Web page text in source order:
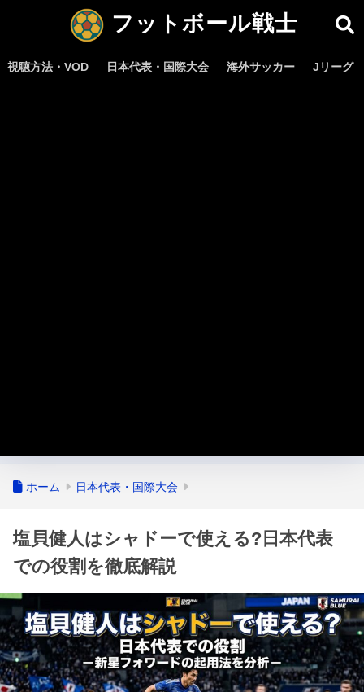
フットボール戦士
視聴方法・VOD 日本代表・国際大会 海外サッカー Jリーグ
ホーム 日本代表・国際大会
塩貝健人はシャドーで使える?日本代表
での役割を徹底解説